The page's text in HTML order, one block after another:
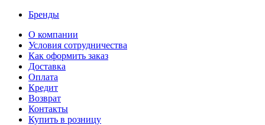
Бренды
О компании
Условия сотрудничества
Как оформить заказ
Доставка
Оплата
Кредит
Возврат
Контакты
Купить в розницу